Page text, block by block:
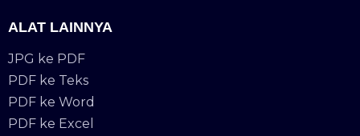
ALAT LAINNYA
JPG ke PDF
PDF ke Teks
PDF ke Word
PDF ke Excel